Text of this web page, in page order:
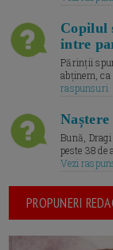
Copilul
intre
Părinții
abținem, ca
raspunsuri
Bună,
peste 38
Vezi
PROPUNERI